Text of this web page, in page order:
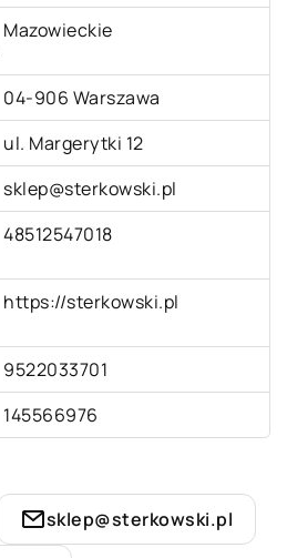
Mazowieckie
04-906 Warszawa
ul. Margerytki 12
sklep@sterkowski.pl
48512547018
https://sterkowski.pl
9522033701
145566976
sklep@sterkowski.pl